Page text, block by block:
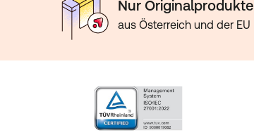
Nur Originalprodukte
aus Österreich und der EU